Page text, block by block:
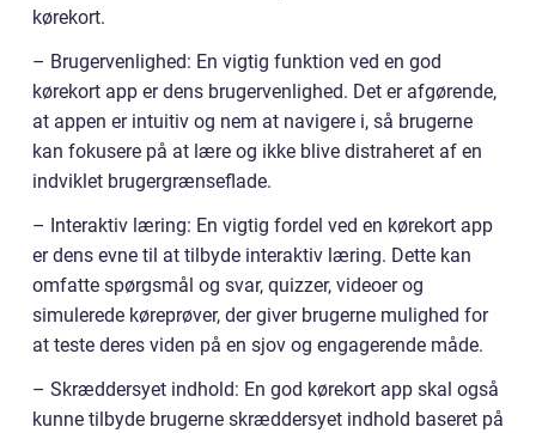
kørekort.
– Brugervenlighed: En vigtig funktion ved en god
kørekort app er dens brugervenlighed. Det er afgørende,
at appen er intuitiv og nem at navigere i, så brugerne
kan fokusere på at lære og ikke blive distraheret af en
indviklet brugergrænseflade.
– Interaktiv læring: En vigtig fordel ved en kørekort app
er dens evne til at tilbyde interaktiv læring. Dette kan
omfatte spørgsmål og svar, quizzer, videoer og
simulerede køreprøver, der giver brugerne mulighed for
at teste deres viden på en sjov og engagerende måde.
– Skræddersyet indhold: En god kørekort app skal også
kunne tilbyde brugerne skræddersyet indhold baseret på